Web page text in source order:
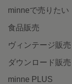
minneで売りたい
食品販売
ヴィンテージ販売
ダウンロード販売
minne PLUS